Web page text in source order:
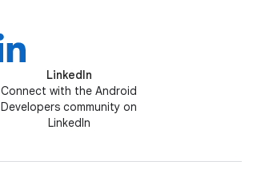
LinkedIn
Connect with the Android
Developers community on
LinkedIn